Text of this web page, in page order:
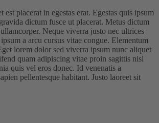
est placerat in egestas erat. Egestas quis ipsum
dictum fusce ut placerat. Metus dictum
Neque viverra justo nec ultrices
a arcu cursus vitae congue. Elementum
lorem dolor sed viverra ipsum nunc aliquet
quam adipiscing vitae proin sagittis nisl
quis vel eros donec. Id venenatis a
pellentesque habitant. Justo laoreet sit